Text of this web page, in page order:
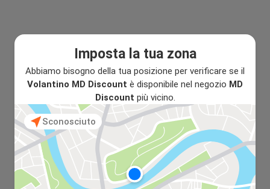
Imposta la tua zona
Abbiamo bisogno della tua posizione per verificare se il
Volantino MD Discount è disponibile nel negozio MD
Discount più vicino.
Sconosciuto